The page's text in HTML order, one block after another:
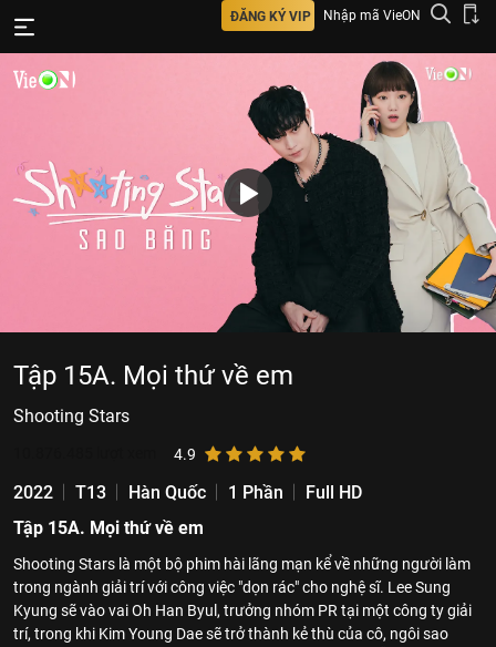
ĐĂNG KÝ VIP Nhập mã VieON
Tập 15A. Mọi thứ về em
Shooting Stars
4.9
2022 T13 Hàn Quốc 1 Phần
Full HD
Tập 15A. Mọi thứ về em
Shooting Stars là một bộ phim hài lãng mạn kể về những người làm
trong ngành giải trí với công việc "dọn rác" cho nghệ sĩ. Lee Sung
Kyung sẽ vào vai Oh Han Byul, trưởng nhóm PR tại một công ty giải
trí, trong khi Kim Young Dae sẽ trở thành kẻ thù của cô, ngôi sao